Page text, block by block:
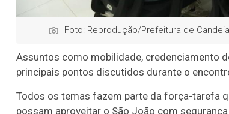
Foto: Reprodução/Prefeitura de
Assuntos como mobilidade, credenciamento
principais pontos discutidos durante o
Todos os temas fazem parte da força-tarefa
possam aproveitar o São João com